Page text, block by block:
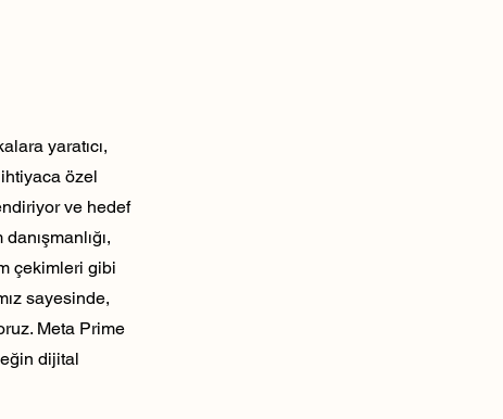
yaratıcı,
özel
ve hedef
çekimleri gibi
sayesinde,
Meta Prime
dijital